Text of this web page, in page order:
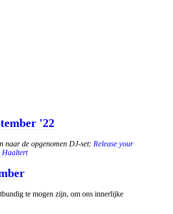
'22
naar de opgenomen DJ-set: Release your
Haaltert
te mogen zijn, om ons innerlijke